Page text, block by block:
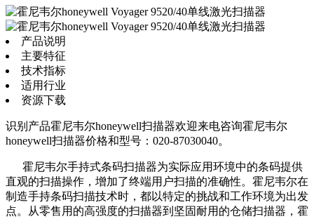
产品说明
主要特征
技术指标
适用行业
资源下载
识别产品霍尼韦尔honeywell扫描器欢迎来电咨询霍尼韦尔
honeywell扫描器价格和型号：020-87030040。
霍尼韦尔手持式条码扫描器为实际应用环境中的条码提供
直观的扫描操作，增加了终端用户扫描的准确性。霍尼韦尔在
制造手持条码扫描技术时，都以特定的挑战和工作环境为出发
点。从零售用的高强度的扫描器到坚固耐用的仓储扫描器，霍